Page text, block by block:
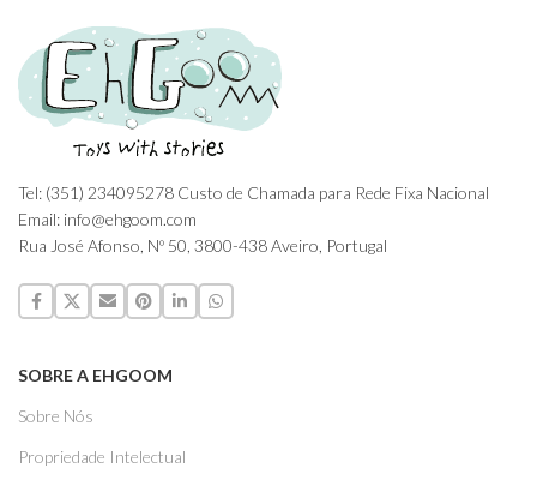
Tel: (351) 234095278 Custo de Chamada para Rede Fixa Nacional
Email: info@ehgoom.com
Rua José Afonso, Nº 50, 3800-438 Aveiro, Portugal
SOBRE A EHGOOM
Sobre Nós
Propriedade Intelectual